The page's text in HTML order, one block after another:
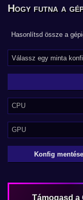
Hogy futna a
Hasonlítsd össze a
CPU
GPU
Konfig mentése
Támogasd a